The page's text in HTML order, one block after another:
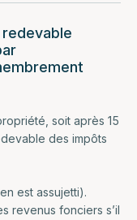
soit après 15
des impôts
est assujetti).
revenus fonciers s’il